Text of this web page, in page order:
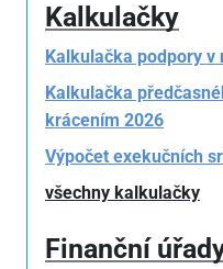
Kalkulačky
Kalkulačka podpory
Kalkulačka
krácením 2026
Výpočet exekučních
všechny kalkulačky
Finanční